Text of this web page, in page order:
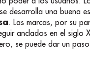
desarrolla una buena
. Las marcas, por su
anclados en el siglo
se puede dar un